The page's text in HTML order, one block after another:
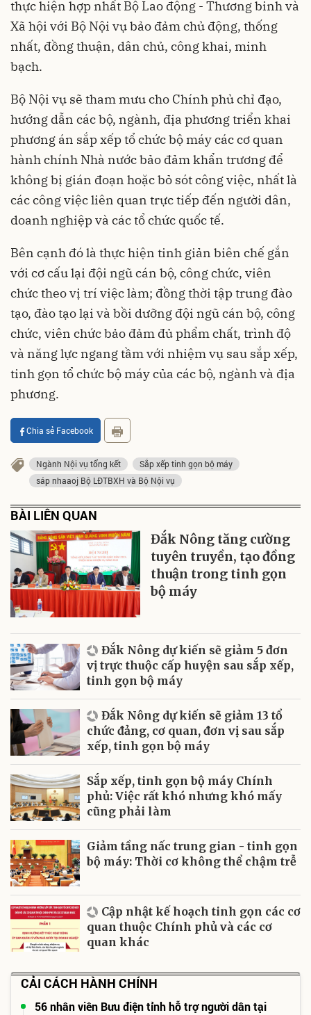
thực hiện hợp nhất Bộ Lao động - Thương binh và
Xã hội với Bộ Nội vụ bảo đảm chủ động, thống
nhất, đồng thuận, dân chủ, công khai, minh
bạch.
Bộ Nội vụ sẽ tham mưu cho Chính phủ chỉ đạo,
hướng dẫn các bộ, ngành, địa phương triển khai
phương án sắp xếp tổ chức bộ máy các cơ quan
hành chính Nhà nước bảo đảm khẩn trương để
không bị gián đoạn hoặc bỏ sót công việc, nhất là
các công việc liên quan trực tiếp đến người dân,
doanh nghiệp và các tổ chức quốc tế.
Bên cạnh đó là thực hiện tinh giản biên chế gắn
với cơ cấu lại đội ngũ cán bộ, công chức, viên
chức theo vị trí việc làm; đồng thời tập trung đào
tạo, đào tạo lại và bồi dưỡng đội ngũ cán bộ, công
chức, viên chức bảo đảm đủ phẩm chất, trình độ
và năng lực ngang tầm với nhiệm vụ sau sắp xếp,
tinh gọn tổ chức bộ máy của các bộ, ngành và địa
phương.
Chia sẻ Facebook
Ngành Nội vụ tổng kết
Sắp xếp tinh gọn bộ máy
sáp nhaaoj Bộ LĐTBXH và Bộ Nội vụ
BÀI LIÊN QUAN
Đắk Nông tăng cường
tuyên truyền, tạo đồng
thuận trong tinh gọn
bộ máy
Đắk Nông dự kiến sẽ giảm 5 đơn
vị trực thuộc cấp huyện sau sắp xếp,
tinh gọn bộ máy
Đắk Nông dự kiến sẽ giảm 13 tổ
chức đảng, cơ quan, đơn vị sau sắp
xếp, tinh gọn bộ máy
Sắp xếp, tinh gọn bộ máy Chính
phủ: Việc rất khó nhưng khó mấy
cũng phải làm
Giảm tầng nấc trung gian - tinh gọn
bộ máy: Thời cơ không thể chậm trễ
Cập nhật kế hoạch tinh gọn các cơ
quan thuộc Chính phủ và các cơ
quan khác
CẢI CÁCH HÀNH CHÍNH
56 nhân viên Bưu điện tỉnh hỗ trợ người dân tại